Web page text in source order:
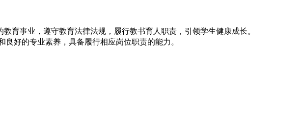
育事业，遵守教育法律法规，履行教书育人职责，引领学生健康成长。
好的专业素养，具备履行相应岗位职责的能力。